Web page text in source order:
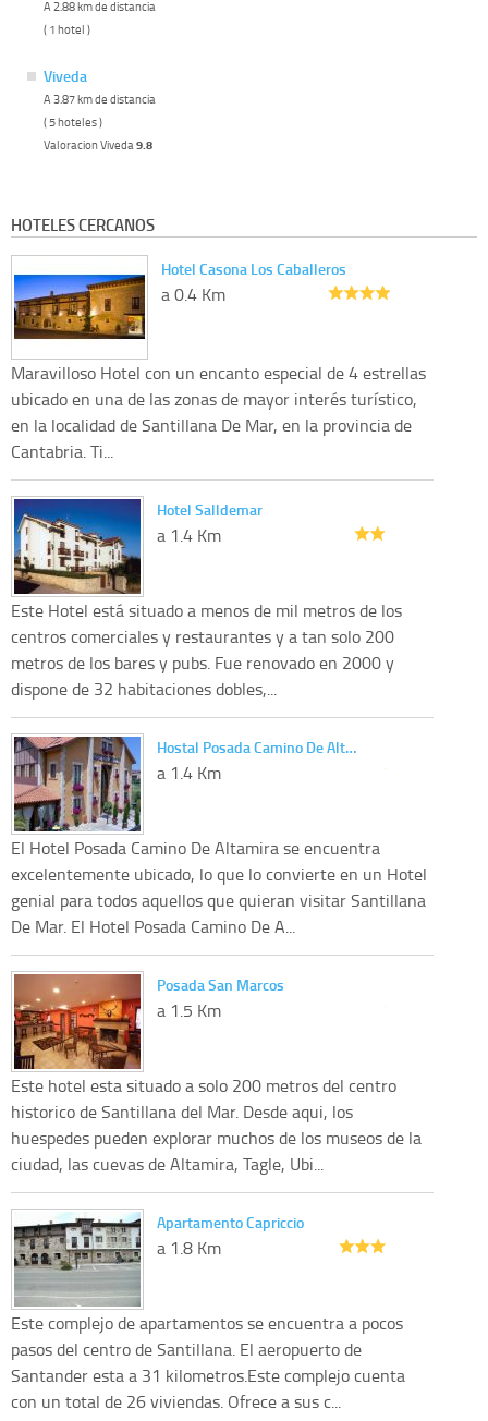
A 2.88 km de distancia
( 1 hotel )
Viveda
A 3.87 km de distancia
( 5 hoteles )
Valoracion Viveda9.8
HOTELES CERCANOS
Hotel Casona Los Caballeros
a 0.4 Km
Maravilloso Hotel con un encanto especial de 4 estrellas
ubicado en una de las zonas de mayor interés turístico,
en la localidad de Santillana De Mar, en la provincia de
Cantabria. Ti...
Hotel Salldemar
a 1.4 Km
Este Hotel está situado a menos de mil metros de los
centros comerciales y restaurantes y a tan solo 200
metros de los bares y pubs. Fue renovado en 2000 y
dispone de 32 habitaciones dobles,...
Hostal Posada Camino De Alt…
a 1.4 Km
El Hotel Posada Camino De Altamira se encuentra
excelentemente ubicado, lo que lo convierte en un Hotel
genial para todos aquellos que quieran visitar Santillana
De Mar. El Hotel Posada Camino De A...
Posada San Marcos
a 1.5 Km
Este hotel esta situado a solo 200 metros del centro
historico de Santillana del Mar. Desde aqui, los
huespedes pueden explorar muchos de los museos de la
ciudad, las cuevas de Altamira, Tagle, Ubi...
Apartamento Capriccio
a 1.8 Km
Este complejo de apartamentos se encuentra a pocos
pasos del centro de Santillana. El aeropuerto de
Santander esta a 31 kilometros.Este complejo cuenta
con un total de 26 viviendas. Ofrece a sus c...